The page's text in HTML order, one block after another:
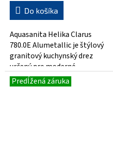
Do košíka
Aquasanita Helika Clarus
780.0E Alumetallic je štýlový
granitový kuchynský drez
určený pre moderné
kuchyne. Vyrobený z
pevného kompozitu...
Predĺžená záruka